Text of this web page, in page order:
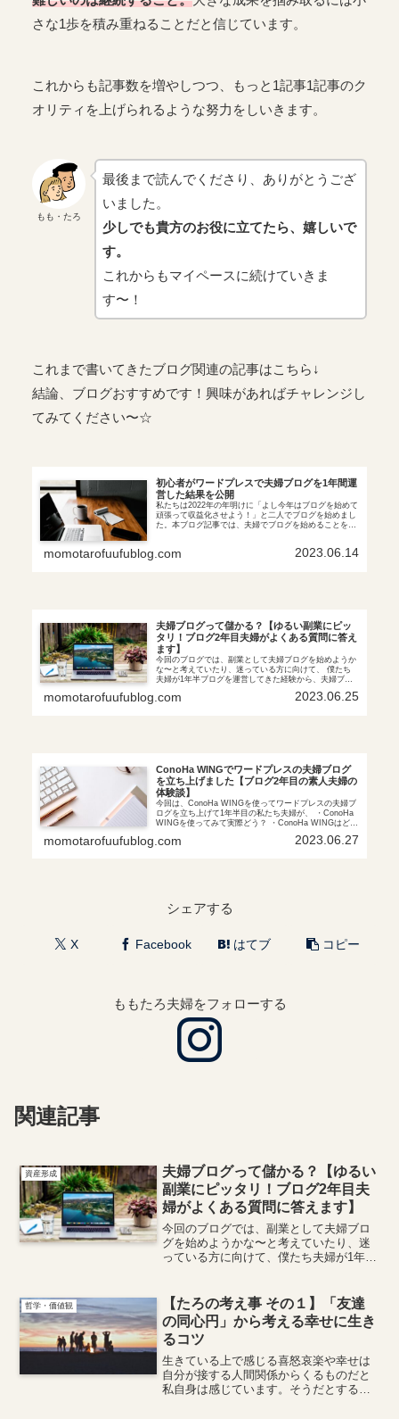
さな1歩を積み重ねることだと信じています。
これからも記事数を増やしつつ、もっと1記事1記事のク
オリティを上げられるような努力をしいきます。
もも・たろ
最後まで読んでくださり、ありがとうござ
いました。
少しでも貴方のお役に立てたら、嬉しいで
す。
これからもマイペースに続けていきま
す〜！
これまで書いてきたブログ関連の記事はこちら↓
結論、ブログおすすめです！興味があればチャレンジし
てみてください〜☆
初心者がワードプレスで夫婦ブログを1年間運
営した結果を公開
私たちは2022年の年明けに「よし今年はブログを始めて
頑張って収益化させよう！」と二人でブログを始めまし
た。本ブログ記事では、夫婦でブログを始めることを考
momotarofuufublog.com 2023.06.14
夫婦ブログって儲かる？【ゆるい副業にピッ
タリ！ブログ2年目夫婦がよくある質問に答え
ます】
今回のブログでは、副業として夫婦ブログを始めようか
な〜と考えていたり、迷っている方に向けて、 僕たち
夫婦が1年半ブログを運営してきた経験から、夫婦ブロ
るの？ どれくらい大変？ 全くの初心者でも始められる
momotarofuufublog.com 2023.06.25
ConoHa WINGでワードプレスの夫婦ブログ
を立ち上げました【ブログ2年目の素人夫婦の
体験談】
今回は、ConoHa WINGを使ってワードプレスの夫婦ブ
ログを立ち上げて1年半目の私たち夫婦が、 ・ConoHa
WINGを使ってみて実際どう？ ・ConoHa WINGはどう
えます！
momotarofuufublog.com 2023.06.27
シェアする
X Facebook はてブ コピー
ももたろ夫婦をフォローする
関連記事
資産形成
夫婦ブログって儲かる？【ゆるい
副業にピッタリ！ブログ2年目夫
婦がよくある質問に答えます】
今回のブログでは、副業として夫婦ブロ
グを始めようかな〜と考えていたり、迷
っている方に向けて、僕たち夫婦が1年半
ます。実際儲かるの？どれくらい大変？
全くの初心者でも始められるの？
哲学・価値観
【たろの考え事 その１】「友達
の同心円」から考える幸せに生き
るコツ
生きている上で感じる喜怒哀楽や幸せは
自分が接する人間関係からくるものだと
私自身は感じています。そうだとすると